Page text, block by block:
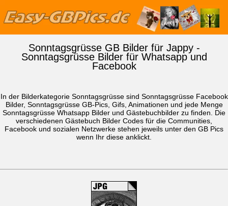
Sonntagsgrüsse GB Bilder für Jappy -
Sonntagsgrüsse Bilder für Whatsapp und
Facebook
In der Bilderkategorie Sonntagsgrüsse sind Sonntagsgrüsse Facebook
Bilder, Sonntagsgrüsse GB-Pics, Gifs, Animationen und jede Menge
Sonntagsgrüsse Whatsapp Bilder und Gästebuchbilder zu finden. Die
verschiedenen Gästebuch Bilder Codes für die Communities,
Facebook und sozialen Netzwerke stehen jeweils unter den GB Pics
wenn Ihr diese anklickt.